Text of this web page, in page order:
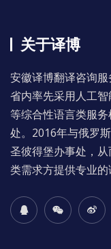
关于译博
安徽译博翻译咨询
省内率先采用人工
等综合性语言类服
处。2016年与俄罗
圣彼得堡办事处，
类需求方提供专业的